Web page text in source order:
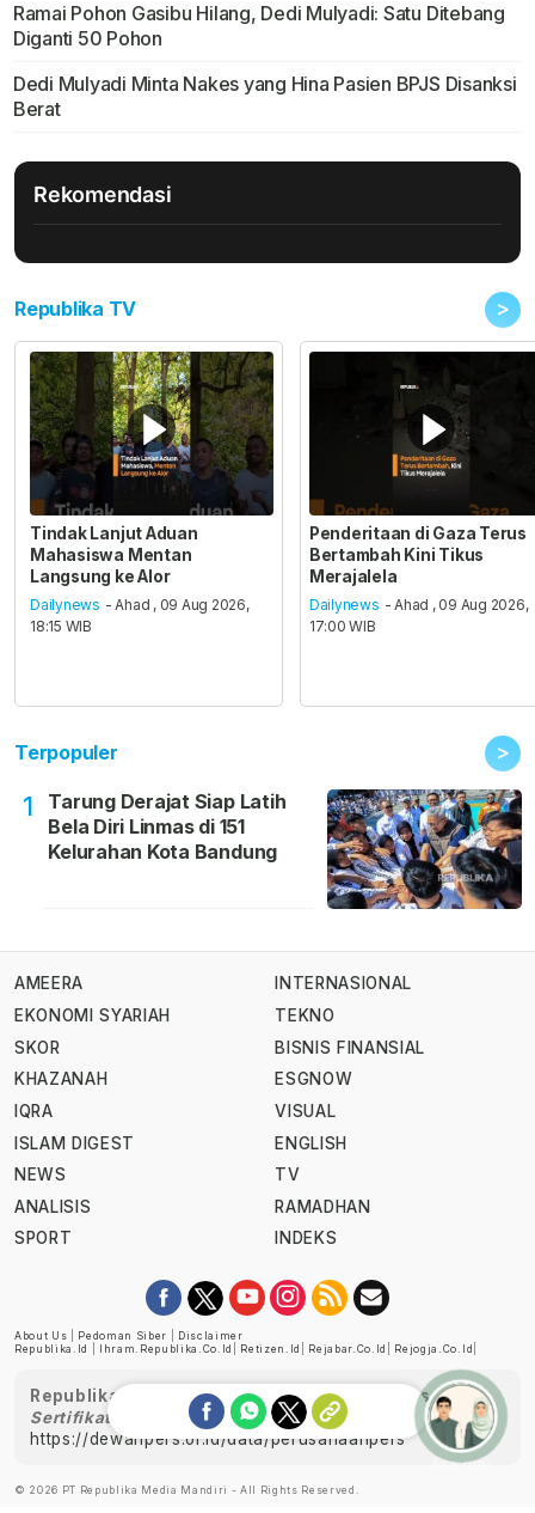
Ramai Pohon Gasibu Hilang, Dedi Mulyadi: Satu Ditebang
Diganti 50 Pohon
Dedi Mulyadi Minta Nakes yang Hina Pasien BPJS Disanksi
Berat
Rekomendasi
Republika TV >
Tindak Lanjut Aduan
Mahasiswa Mentan
Langsung ke Alor
Dailynews - Ahad , 09 Aug 2026,
18:15 WIB
Penderitaan di Gaza Terus
Bertambah Kini Tikus
Merajalela
Dailynews - Ahad , 09 Aug 2026,
17:00 WIB
Terpopuler >
1
Tarung Derajat Siap Latih
Bela Diri Linmas di 151
Kelurahan Kota Bandung
AMEERA
EKONOMI SYARIAH
SKOR
KHAZANAH
IQRA
ISLAM DIGEST
NEWS
ANALISIS
SPORT
INTERNASIONAL
TEKNO
BISNIS FINANSIAL
ESGNOW
VISUAL
ENGLISH
TV
RAMADHAN
INDEKS
About Us Pedoman Siber
Disclaimer
Republika.id
Ihram.republika.co.id Retizen.id Rejabar.co.id Rejogja.co.id
Republika telah diverifikasi oleh Dewan Pers
Sertifikat Nomor 1058/DP-Verifikasi/K/XII/2022
https://dewanpers.or.id/data/perusahaanpers
© 2026 PT Republika Media Mandiri - All Rights Reserved.
Ask me!